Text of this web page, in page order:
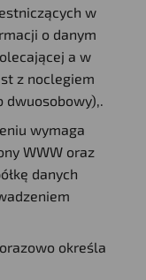
w
o danym
a w
z noclegiem
dwuosobowy),.
wymaga
WWW oraz
danych
określa